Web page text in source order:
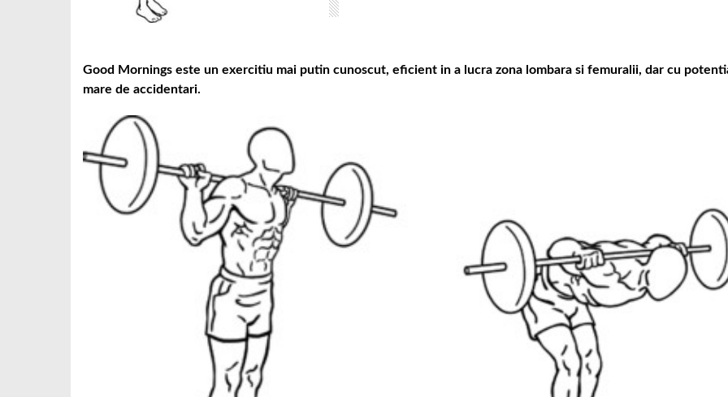
Good Mornings este un exercitiu mai putin cunoscut, eficient in a lucra zona lombara si femuralii, dar cu
mare de accidentari.